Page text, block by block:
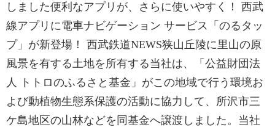
しました便利なアプリが、さらに使いやすく！ 西武
線アプリに電車ナビゲーション サービス「のるタッ
プ」が新登場！ 西武鉄道NEWS狭山丘陵に里山の原
風景を有する土地を所有する当社は、「公益財団法
人 トトロのふるさと基金」がこの地域で行う環境お
よび動植物生態系保護の活動に協力して、所沢市三
ケ島地区の山林などを同基金へ譲渡しました。当社